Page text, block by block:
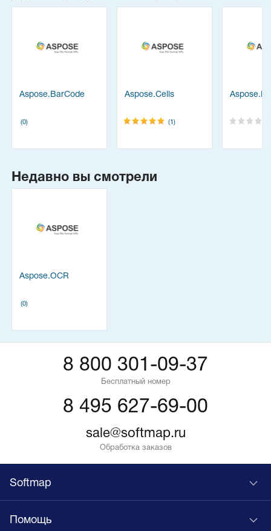
Aspose.BarCode
(0)
Aspose.Cells
(1)
Недавно вы смотрели
Aspose.OCR
(0)
8 800 301-09-37
Бесплатный номер
8 495 627-69-00
sale@softmap.ru
Обработка заказов
Softmap
Помощь